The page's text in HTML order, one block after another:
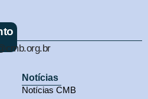
Notícias
Notícias CMB